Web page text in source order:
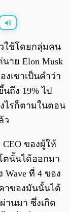
0:00 0:00
ใช้โดยกลุ่มคน
าย Elon Musk
งเขาเป็นคำว่า
ถึง 19% ไป
ไรก็ตามในตอน
ว
CEO ของผู้ให้
ตนั้นได้ออกมา
ที่ 4 ของ
าของมันนั้นได้
านมา ซึ่งเกิด